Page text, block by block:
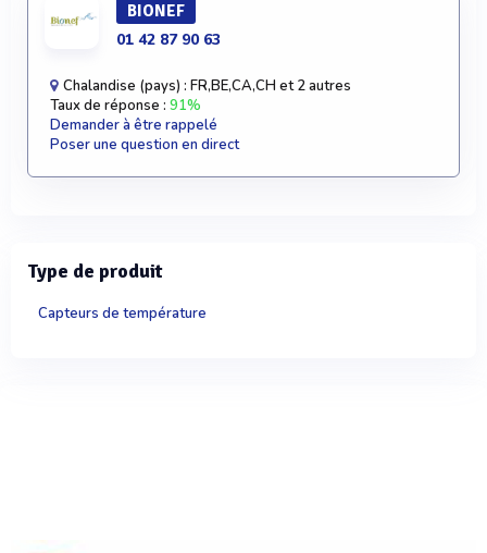
BIONEF
01 42 87 90 63
Chalandise (pays) : FR,BE,CA,CH et 2 autres
Taux de réponse : 91%
Demander à être rappelé
Poser une question en direct
Type de produit
Capteurs de température